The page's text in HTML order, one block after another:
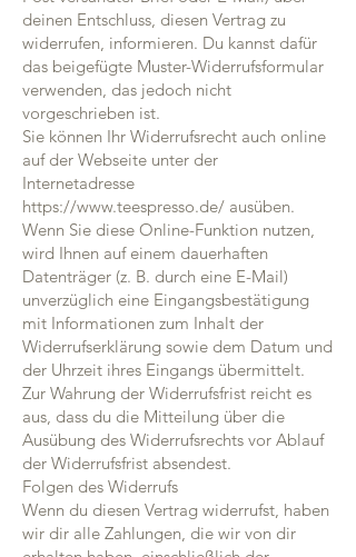
deinen Entschluss, diesen Vertrag zu
widerrufen, informieren. Du kannst dafür
das beigefügte Muster-Widerrufsformular
verwenden, das jedoch nicht
vorgeschrieben ist.
Sie können Ihr Widerrufsrecht auch online
auf der Webseite unter der
Internetadresse
https://www.teespresso.de/ ausüben.
Wenn Sie diese Online-Funktion nutzen,
wird Ihnen auf einem dauerhaften
Datenträger (z. B. durch eine E-Mail)
unverzüglich eine Eingangsbestätigung
mit Informationen zum Inhalt der
Widerrufserklärung sowie dem Datum und
der Uhrzeit ihres Eingangs übermittelt.
Zur Wahrung der Widerrufsfrist reicht es
aus, dass du die Mitteilung über die
Ausübung des Widerrufsrechts vor Ablauf
der Widerrufsfrist absendest.
Folgen des Widerrufs
Wenn du diesen Vertrag widerrufst, haben
wir dir alle Zahlungen, die wir von dir